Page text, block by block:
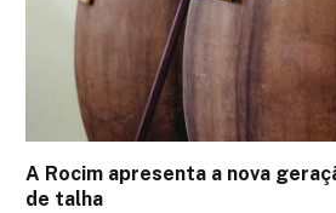
A Rocim apresenta a nova
de talha